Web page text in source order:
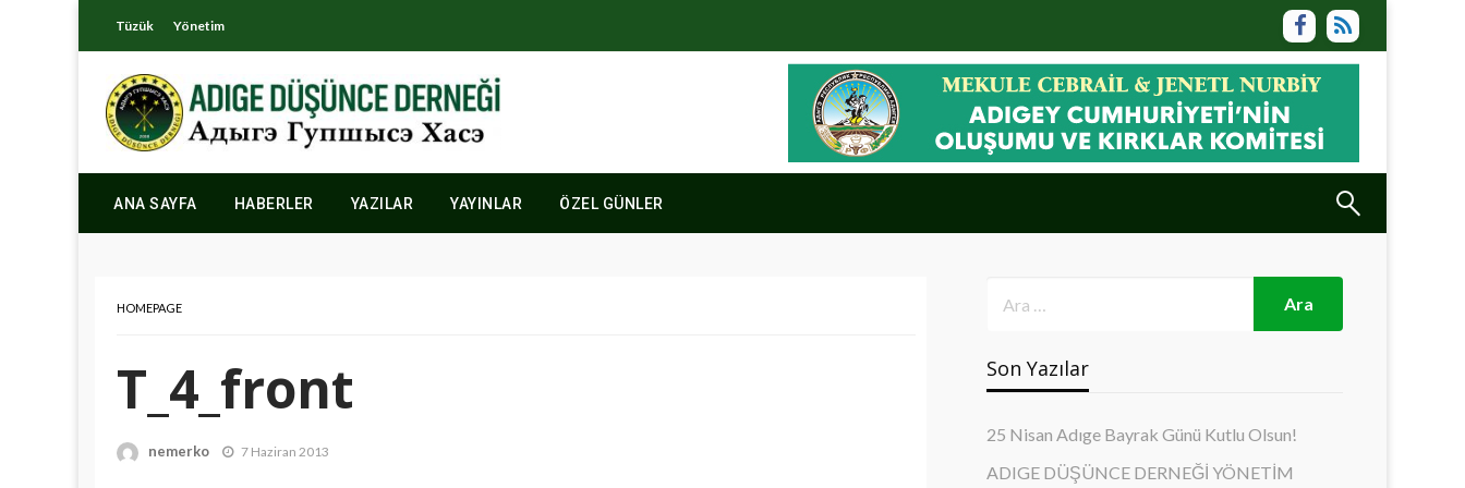
Tüzük Yönetim
ANA SAYFA HABERLER YAZILAR YAYINLAR ÖZEL GÜNLER
HOMEPAGE
T_4_front
nemerko 7 Haziran 2013
Son Yazılar
25 Nisan Adıge Bayrak Günü Kutlu Olsun!
ADIGE DÜŞÜNCE DERNEĞİ YÖNETİM